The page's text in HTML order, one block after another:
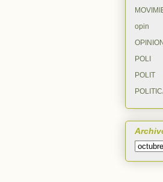
opin
OPINION
POLI
POLIT